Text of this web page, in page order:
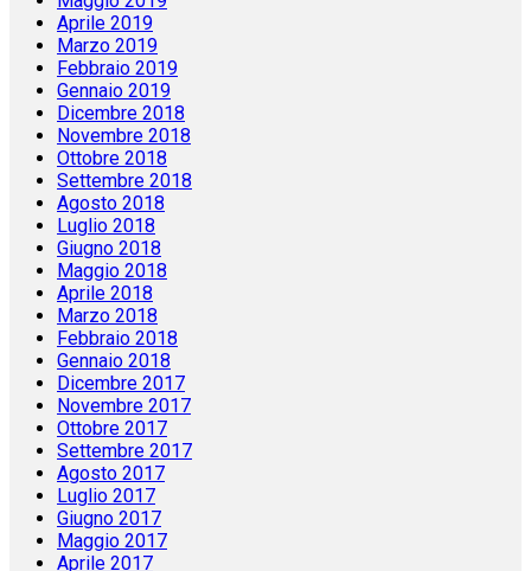
Aprile 2019
Marzo 2019
Febbraio 2019
Gennaio 2019
Dicembre 2018
Novembre 2018
Ottobre 2018
Settembre 2018
Agosto 2018
Luglio 2018
Giugno 2018
Maggio 2018
Aprile 2018
Marzo 2018
Febbraio 2018
Gennaio 2018
Dicembre 2017
Novembre 2017
Ottobre 2017
Settembre 2017
Agosto 2017
Luglio 2017
Giugno 2017
Maggio 2017
Aprile 2017